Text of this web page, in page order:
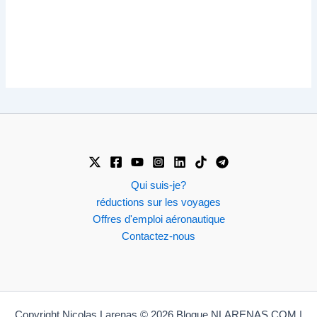
Qui suis-je?
réductions sur les voyages
Offres d'emploi aéronautique
Contactez-nous